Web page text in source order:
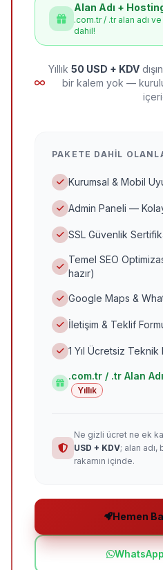
Alan Adı +
.com.tr / .tr alan adı
dahil!
Yıllık 50 USD + KDV
bir kalem yok —
PAKETE DAHIL
Kurumsal & Mobil
Admin Paneli —
SSL Güvenlik
Temel SEO
hazır)
Google Maps &
İletişim & Teklif
1 Yıl Ücretsiz Teknik
.com.tr / .tr Alan
Yıllık
Ne gizli ücret ne ek
USD + KDV; alan adı,
rakamın içinde.
Hemen